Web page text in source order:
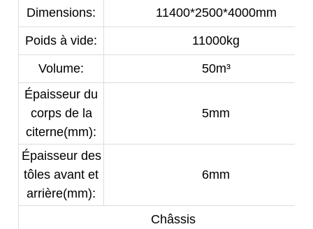
Dimensions:
11400*2500*4000mm
Poids à vide:
11000kg
Volume:
50m³
Épaisseur du
corps de la
citerne(mm):
5mm
Épaisseur des
tôles avant et
arrière(mm):
6mm
Châssis